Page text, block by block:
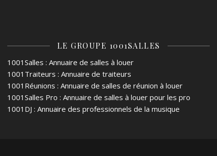
LE GROUPE 1001SALLES
1001Salles : Annuaire de salles à louer
1001Traiteurs : Annuaire de traiteurs
1001Réunions : Annuaire de salles de réunion à louer
1001Salles Pro : Annuaire de salles à louer pour les pro
1001DJ : Annuaire des professionnels de la musique